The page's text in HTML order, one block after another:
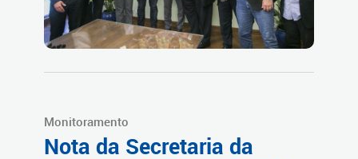
Monitoramento
Nota da Secretaria da